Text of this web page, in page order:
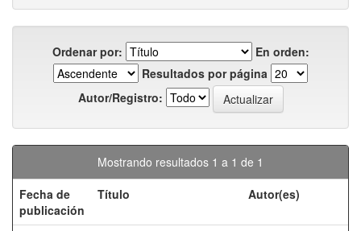
Ordenar por:
En orden:
Resultados por página
Autor/Registro:
Mostrando resultados 1 a 1 de 1
Fecha de
publicación
Título Autor(es)